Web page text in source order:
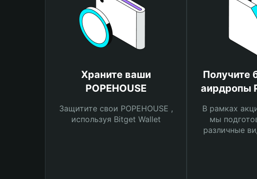
Храните ваши
POPEHOUSE
Защитите свои POPEHOUSE ,
используя Bitget Wallet
Получите
аирдропы
В рамках
мы
различные